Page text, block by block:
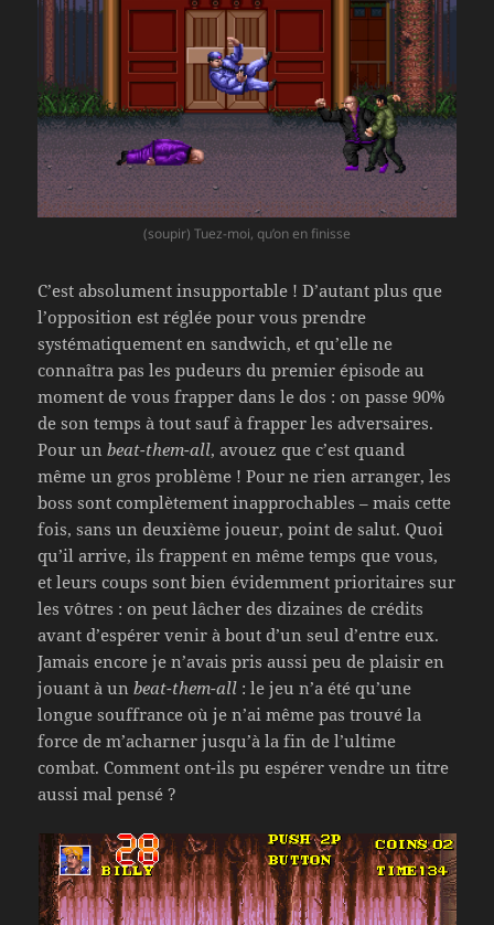
(soupir) Tuez-moi, qu’on en finisse
C’est absolument insupportable ! D’autant plus que
l’opposition est réglée pour vous prendre
systématiquement en sandwich, et qu’elle ne
connaîtra pas les pudeurs du premier épisode au
moment de vous frapper dans le dos : on passe 90%
de son temps à tout sauf à frapper les adversaires.
Pour unbeat-them-all, avouez que c’est quand
même un gros problème ! Pour ne rien arranger, les
boss sont complètement inapprochables – mais cette
fois, sans un deuxième joueur, point de salut. Quoi
qu’il arrive, ils frappent en même temps que vous,
et leurs coups sont bien évidemment prioritaires sur
les vôtres : on peut lâcher des dizaines de crédits
avant d’espérer venir à bout d’un seul d’entre eux.
Jamais encore je n’avais pris aussi peu de plaisir en
jouant à unbeat-them-all : le jeu n’a été qu’une
longue souffrance où je n’ai même pas trouvé la
force de m’acharner jusqu’à la fin de l’ultime
combat. Comment ont-ils pu espérer vendre un titre
aussi mal pensé ?